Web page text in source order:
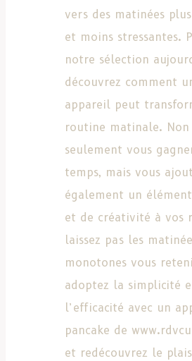
vers des matinées
et moins stressantes.
notre sélection
découvrez comment
appareil peut
routine matinale. Non
seulement vous
temps, mais vous
également un
et de créativité à vos
laissez pas les
monotones vous
adoptez la simplicité
l’efficacité avec un
pancake de
et redécouvrez le